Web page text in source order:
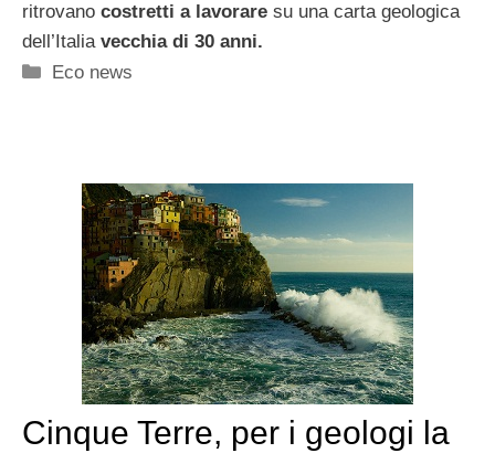
ritrovano costretti a lavorare su una carta geologica
dell’Italia vecchia di 30 anni.
Categorie
Eco news
Cinque Terre, per i geologi la